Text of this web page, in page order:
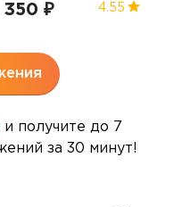
350 ₽ 4.55
и получите до 7
за 30 минут!